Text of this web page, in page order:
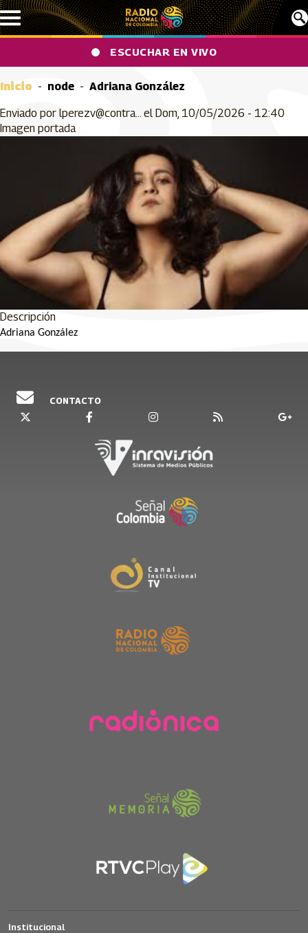
Pasar al contenido principal
ESCUCHAR EN VIVO
Inicio node Adriana González
Enviado por lperezv@contra… el Dom, 10/05/2026 - 12:40
Imagen portada
Descripción
Adriana González
CONTACTO
Institucional